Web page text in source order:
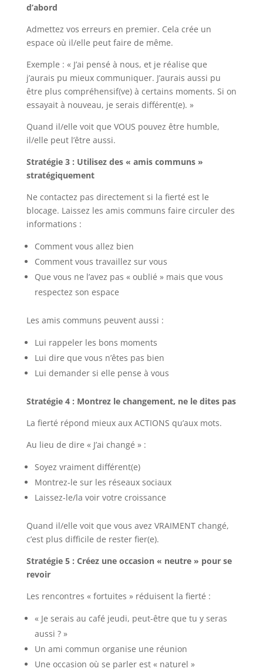
d’abord
Admettez vos erreurs en premier. Cela crée un
espace où il/elle peut faire de même.
Exemple : « J’ai pensé à nous, et je réalise que
j’aurais pu mieux communiquer. J’aurais aussi pu
être plus compréhensif(ve) à certains moments. Si on
essayait à nouveau, je serais différent(e). »
Quand il/elle voit que VOUS pouvez être humble,
il/elle peut l’être aussi.
Stratégie 3 : Utilisez des « amis communs »
stratégiquement
Ne contactez pas directement si la fierté est le
blocage. Laissez les amis communs faire circuler des
informations :
Comment vous allez bien
Comment vous travaillez sur vous
Que vous ne l’avez pas « oublié » mais que vous
respectez son espace
Les amis communs peuvent aussi :
Lui rappeler les bons moments
Lui dire que vous n’êtes pas bien
Lui demander si elle pense à vous
Stratégie 4 : Montrez le changement, ne le dites pas
La fierté répond mieux aux ACTIONS qu’aux mots.
Au lieu de dire « J’ai changé » :
Soyez vraiment différent(e)
Montrez-le sur les réseaux sociaux
Laissez-le/la voir votre croissance
Quand il/elle voit que vous avez VRAIMENT changé,
c’est plus difficile de rester fier(e).
Stratégie 5 : Créez une occasion « neutre » pour se
revoir
Les rencontres « fortuites » réduisent la fierté :
« Je serais au café jeudi, peut-être que tu y seras
aussi ? »
Un ami commun organise une réunion
Une occasion où se parler est « naturel »